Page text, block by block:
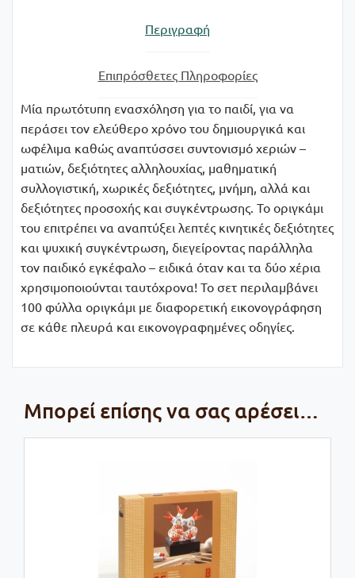
Περιγραφή
Επιπρόσθετες Πληροφορίες
Μία πρωτότυπη ενασχόληση για το παιδί, για να
περάσει τον ελεύθερο χρόνο του δημιουργικά και
ωφέλιμα καθώς αναπτύσσει συντονισμό χεριών –
ματιών, δεξιότητες αλληλουχίας, μαθηματική
συλλογιστική, χωρικές δεξιότητες, μνήμη, αλλά και
δεξιότητες προσοχής και συγκέντρωσης. Το οριγκάμι
του επιτρέπει να αναπτύξει λεπτές κινητικές δεξιότητες
και ψυχική συγκέντρωση, διεγείροντας παράλληλα
τον παιδικό εγκέφαλο – ειδικά όταν και τα δύο χέρια
χρησιμοποιούνται ταυτόχρονα! Το σετ περιλαμβάνει
100 φύλλα οριγκάμι με διαφορετική εικονογράφηση
σε κάθε πλευρά και εικονογραφημένες οδηγίες.
Μπορεί επίσης να σας αρέσει…